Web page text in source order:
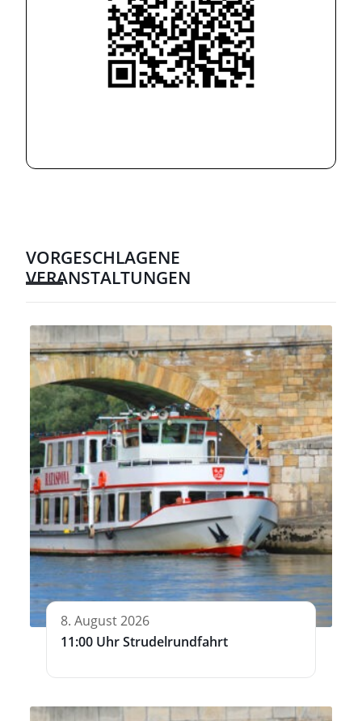
VORGESCHLAGENE
VERANSTALTUNGEN
8. August 2026
11:00 Uhr Strudelrundfahrt